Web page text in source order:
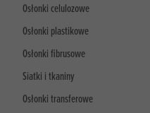
Osłonki celulozowe
Osłonki plastikowe
Osłonki fibrusowe
Siatki i tkaniny
Osłonki transferowe